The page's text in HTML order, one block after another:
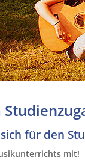
für den
mit!